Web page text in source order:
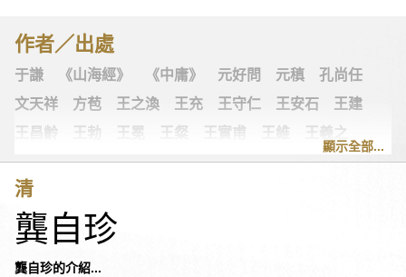
作者／出處
于謙 《山海經》 《中庸》 元好問 元稹
孔尚任
文天祥
方苞 王之渙 王充 王守仁 王安石
王建
王昌齡
王勃 王冕 王粲 王實甫 王維
王羲之
王翰
王觀 王讜 古詩十九首 古歌謠
史可法
司空圖
《左傳》
白居易
朱敦儒
朱慶餘
顯示全部...
清
龔自珍
龔自珍的介紹...